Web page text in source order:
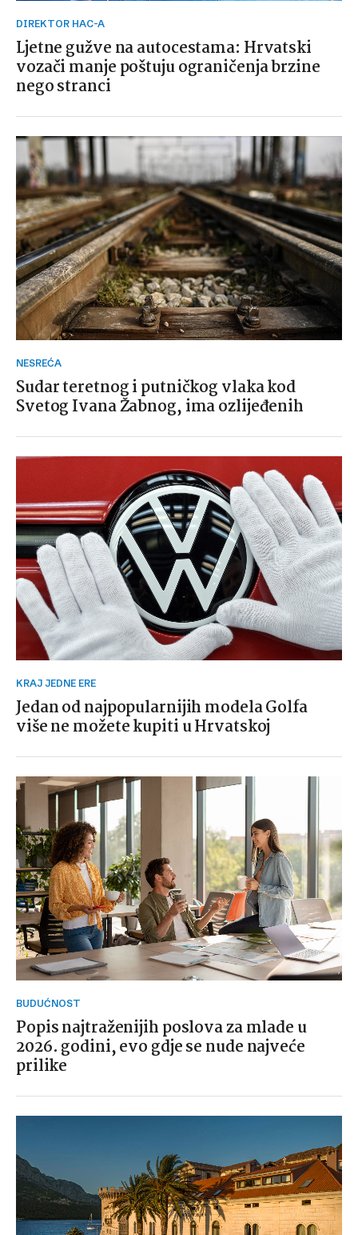
DIREKTOR HAC-A
Ljetne gužve na autocestama: Hrvatski
vozači manje poštuju ograničenja brzine
nego stranci
NESREĆA
Sudar teretnog i putničkog vlaka kod
Svetog Ivana Žabnog, ima ozlijeđenih
KRAJ JEDNE ERE
Jedan od najpopularnijih modela Golfa
više ne možete kupiti u Hrvatskoj
BUDUĆNOST
Popis najtraženijih poslova za mlade u
2026. godini, evo gdje se nude najveće
prilike